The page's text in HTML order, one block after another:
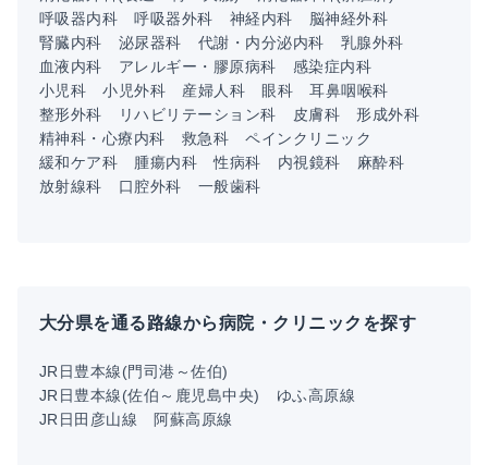
呼吸器内科
呼吸器外科 神経内科
脳神経外科
腎臓内科
泌尿器科 代謝・内分泌内科
乳腺外科
血液内科
アレルギー・膠原病科
感染症内科
小児科
小児外科 産婦人科 眼科
耳鼻咽喉科
整形外科
リハビリテーション科 皮膚科
形成外科
精神科・心療内科
救急科
ペインクリニック
緩和ケア科
腫瘍内科 性病科 内視鏡科
麻酔科
放射線科
口腔外科 一般歯科
大分県を通る路線から病院・クリニックを探す
JR日豊本線(門司港～佐伯)
JR日豊本線(佐伯～鹿児島中央)
ゆふ高原線
JR日田彦山線
阿蘇高原線